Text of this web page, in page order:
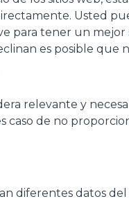
Usted
para tener un
es posible
relevante y
caso de no
diferentes datos